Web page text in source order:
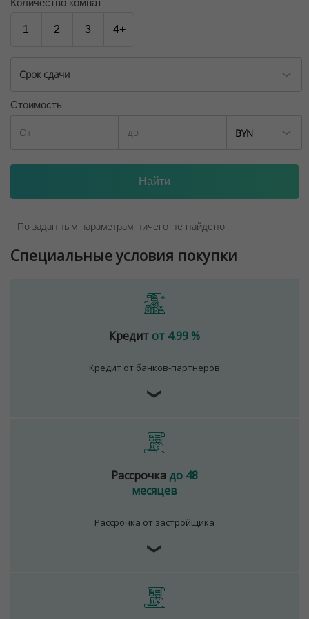
ООО "Твоя столицаконсалт", УНП 190285638, лицензия
Договор на оказание риэлтерских услуг № 449/6, от
04.09.2025
1 2 3 4+
Срок сдачи
Стоимость
BYN
По заданным параметрам ничего не найдено
Специальные условия покупки
Кредит от 4.99 %
Кредит от банков-партнеров
❯
Рассрочкадо 48
месяцев
Рассрочка от застройщика
❯